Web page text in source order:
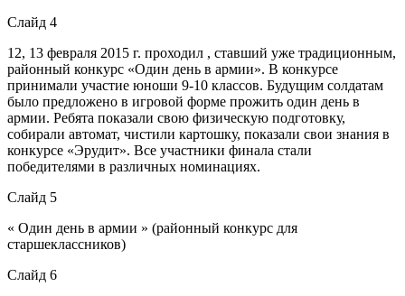
Слайд 4
12, 13 февраля 2015 г. проходил , ставший уже традиционным,
районный конкурс «Один день в армии». В конкурсе
принимали участие юноши 9-10 классов. Будущим солдатам
было предложено в игровой форме прожить один день в
армии. Ребята показали свою физическую подготовку,
собирали автомат, чистили картошку, показали свои знания в
конкурсе «Эрудит». Все участники финала стали
победителями в различных номинациях.
Слайд 5
« Один день в армии » (районный конкурс для
старшеклассников)
Слайд 6